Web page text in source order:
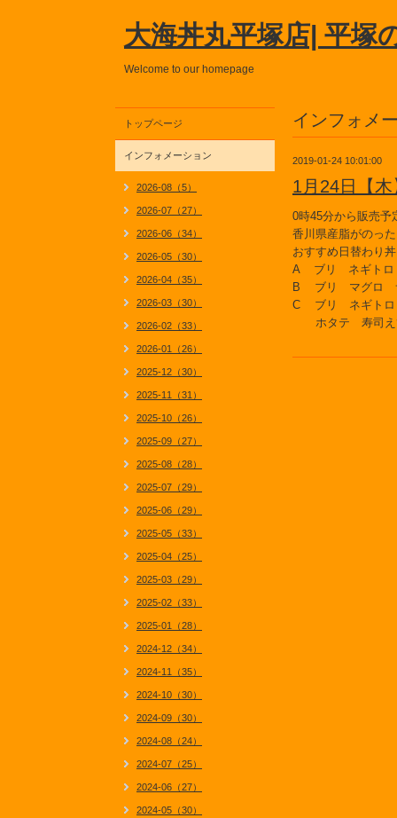
大海丼丸平塚店| 平塚
Welcome to our homepage
インフォメ
2019-01-24 10:01:00
1月24日【
0時45分から販売予
香川県産脂がのっ
おすすめ日替わり丼
A ブリ ネギトロ
B ブリ マグロ
C ブリ ネギト
ホタテ 寿司え
トップページ
インフォメーション
2026-08（5）
2026-07（27）
2026-06（34）
2026-05（30）
2026-04（35）
2026-03（30）
2026-02（33）
2026-01（26）
2025-12（30）
2025-11（31）
2025-10（26）
2025-09（27）
2025-08（28）
2025-07（29）
2025-06（29）
2025-05（33）
2025-04（25）
2025-03（29）
2025-02（33）
2025-01（28）
2024-12（34）
2024-11（35）
2024-10（30）
2024-09（30）
2024-08（24）
2024-07（25）
2024-06（27）
2024-05（30）